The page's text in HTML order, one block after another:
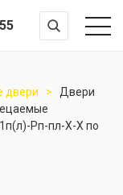
двери
Двери
Рп-пл-Х-Х по